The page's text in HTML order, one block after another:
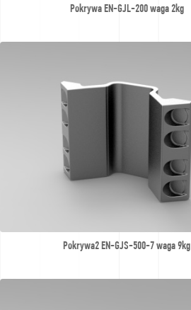
Pokrywa EN-GJL-200 waga 2kg
Pokrywa2 EN-GJS-500-7 waga 9kg